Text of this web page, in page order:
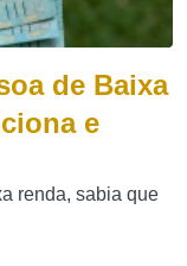
de Baixa
e
renda, sabia que